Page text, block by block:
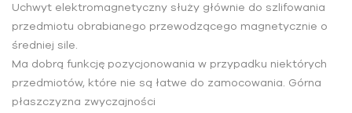
Uchwyt elektromagnetyczny służy głównie do szlifowania
przedmiotu obrabianego przewodzącego magnetycznie o
średniej sile.
Ma dobrą funkcję pozycjonowania w przypadku niektórych
przedmiotów, które nie są łatwe do zamocowania. Górna
płaszczyzna zwyczajności